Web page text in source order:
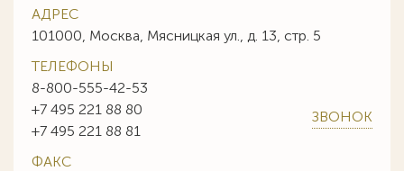
АДРЕС
101000, Москва, Мясницкая ул., д. 13, стр. 5
ТЕЛЕФОНЫ
8-800-555-42-53
+7 495 221 88 80
+7 495 221 88 81
ЗВОНОК
ФАКС